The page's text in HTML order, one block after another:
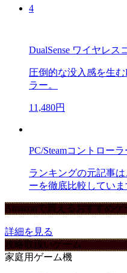
4
DualSense ワイヤレス
圧倒的な没入感を生
ラー。
11,480円
PC/Steamコントロー
ランキングの元記事
ーを徹底比較していま
Amazonで買えるおすすめ
詳細を見る
攻略取扱いゲーム
家庭用ゲーム機